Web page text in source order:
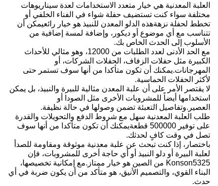
العلبة المعدنية هي خيار متعدد الاستخدامات لعدة سيناريوهات
مختلفة سواء كنت تستضيف حفلة شواء في الفناء الخلفي أو
تخطط لحفلة نزهةهذه الدلو المعدن للنبيذ هو خيار رائعيمكن أن
تتناسب مع أي موضوع أو ديكور، وإضافة لمسة إضافية من
الأسلوب إلى الحدث الخاص بك.
مع الحد الأدنى لعدد الطلبات من 12000، وهو مثالي للأحداث
الكبيرة مثل حفلات الزفاف، الحفلات الشركات، أو
المهرجانات.يمكنك أن تكون متأكدا من أنها سوف تستمر حتى
لأكثر الحفلات الحماسية.
لا يقتصر الأمر على أن علبة المعدن مثالية للبيرة والنبيذ، بل يمكن
استخدامها أيضاً للمشروبات الأخرى مثل الصودا أو
العصير.وتفاصيل التعبئة تضمن وصولها في حالة نظيفة.
طلب العلبة المعدنية سهل مع شروط الدفع والتحويلات والقدرة
على توفير 500000 قطعةيمكنك أن تكون متأكدا من أنها سوف
تصل في وقت كافٍ لحدثك.
باختصار، إذا كنت تبحث عن علبة معدنية موثوقة ومقاومة للصدأ
لعلبة البيرة أو دلو النبيذ أو أي حاجة أخرى للمشروبات، فإن
Konson5325 من الصين هو خيار ممتاز.مع إمكانية تخصيصها،
البناء القوي، والتصميم الأنيق، هو متأكد من أن يكون ضربة في أي
حدث.